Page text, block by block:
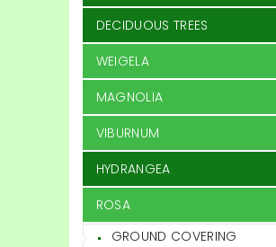
DECIDUOUS TREES
WEIGELA
MAGNOLIA
VIBURNUM
HYDRANGEA
ROSA
GROUND COVERING